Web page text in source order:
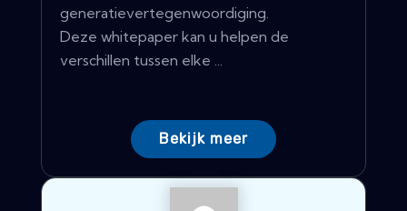
generatievertegenwoordiging.
Deze whitepaper kan u helpen de
verschillen tussen elke ...
Bekijk meer